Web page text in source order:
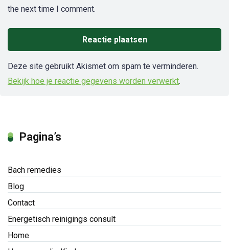
the next time I comment.
Deze site gebruikt Akismet om spam te verminderen.
Bekijk hoe je reactie gegevens worden verwerkt.
Pagina’s
Bach remedies
Blog
Contact
Energetisch reinigings consult
Home